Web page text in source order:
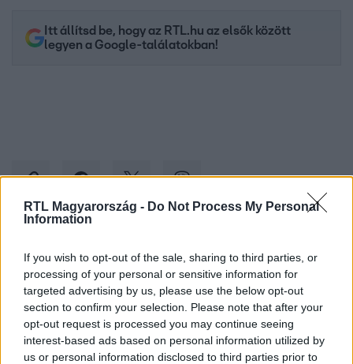
RTL Magyarország - Do Not Process My Personal
Information
If you wish to opt-out of the sale, sharing to third parties, or
processing of your personal or sensitive information for
targeted advertising by us, please use the below opt-out
section to confirm your selection. Please note that after your
opt-out request is processed you may continue seeing
interest-based ads based on personal information utilized by
us or personal information disclosed to third parties prior to
Itt állítsd be, hogy az RTL.hu az elsők között
legyen a Google-találatokban!
Kövess minket, és értesülj a friss hírekről a
Facebookon is!
Követem